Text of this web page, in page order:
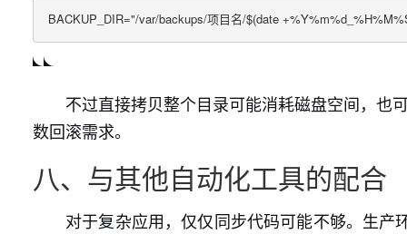
BACKUP_DIR="/var/backups/项目名/$(date
不过直接拷贝整个目录可能消耗磁盘空间，也
数回滚需求。
八、与其他自动化工具的配合
对于复杂应用，仅仅同步代码可能不够。生